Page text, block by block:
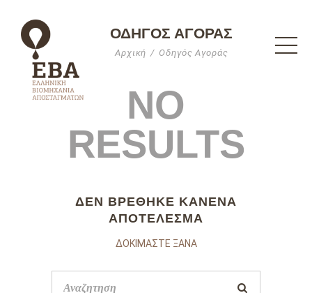
ΟΔΗΓΌΣ ΑΓΟΡΆΣ
Αρχική Οδηγός Αγοράς
NO
RESULTS
ΔΕΝ ΒΡΈΘΗΚΕ ΚΑΝΈΝΑ
ΑΠΟΤΈΛΕΣΜΑ
ΔΟΚΙΜΆΣΤΕ ΞΑΝΆ